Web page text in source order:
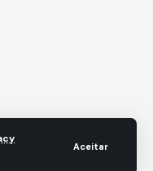
Aceitar